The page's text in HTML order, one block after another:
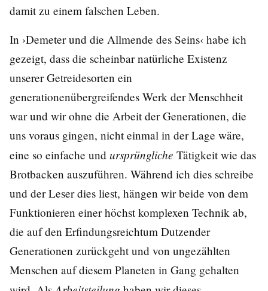
damit zu einem falschen Leben.
In ›Demeter und die Allmende des Seins‹ habe ich
gezeigt, dass die scheinbar natürliche Existenz
unserer Getreidesorten ein
generationenübergreifendes Werk der Menschheit
war und wir ohne die Arbeit der Generationen, die
uns voraus gingen, nicht einmal in der Lage wäre,
eine so einfache und ursprüngliche Tätigkeit wie das
Brotbacken auszuführen. Während ich dies schreibe
und der Leser dies liest, hängen wir beide von dem
Funktionieren einer höchst komplexen Technik ab,
die auf den Erfindungsreichtum Dutzender
Generationen zurückgeht und von ungezählten
Menschen auf diesem Planeten in Gang gehalten